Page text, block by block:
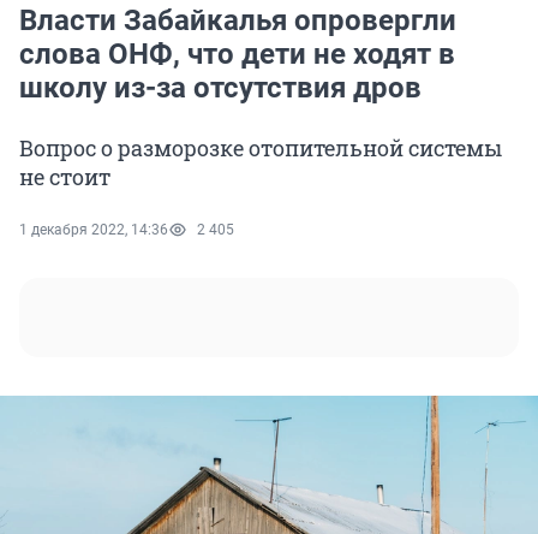
Власти Забайкалья опровергли
слова ОНФ, что дети не ходят в
школу из-за отсутствия дров
Вопрос о разморозке отопительной системы
не стоит
1 декабря 2022, 14:36 2 405